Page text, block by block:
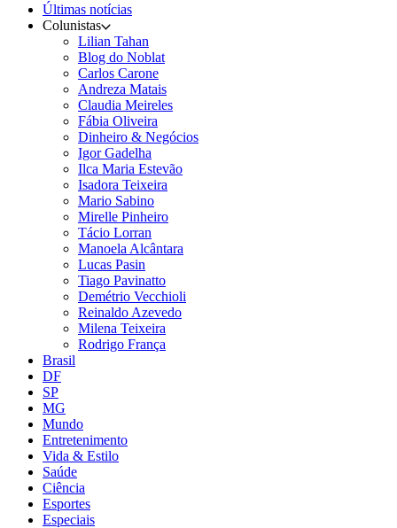
Últimas notícias
Colunistas
Lilian Tahan
Blog do Noblat
Carlos Carone
Andreza Matais
Claudia Meireles
Fábia Oliveira
Dinheiro & Negócios
Igor Gadelha
Ilca Maria Estevão
Isadora Teixeira
Mario Sabino
Mirelle Pinheiro
Tácio Lorran
Manoela Alcântara
Lucas Pasin
Tiago Pavinatto
Demétrio Vecchioli
Reinaldo Azevedo
Milena Teixeira
Rodrigo França
Brasil
DF
SP
MG
Mundo
Entretenimento
Vida & Estilo
Saúde
Ciência
Esportes
Especiais